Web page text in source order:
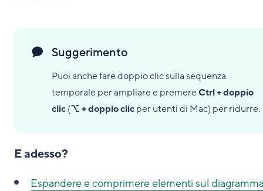
Suggerimento
Puoi anche fare doppio clic sulla sequenza
temporale per ampliare e premereCtrl + doppio
clic(⌥ + doppio clicper utenti di Mac) per ridurre.
E adesso?
Espandere e comprimere elementi sul